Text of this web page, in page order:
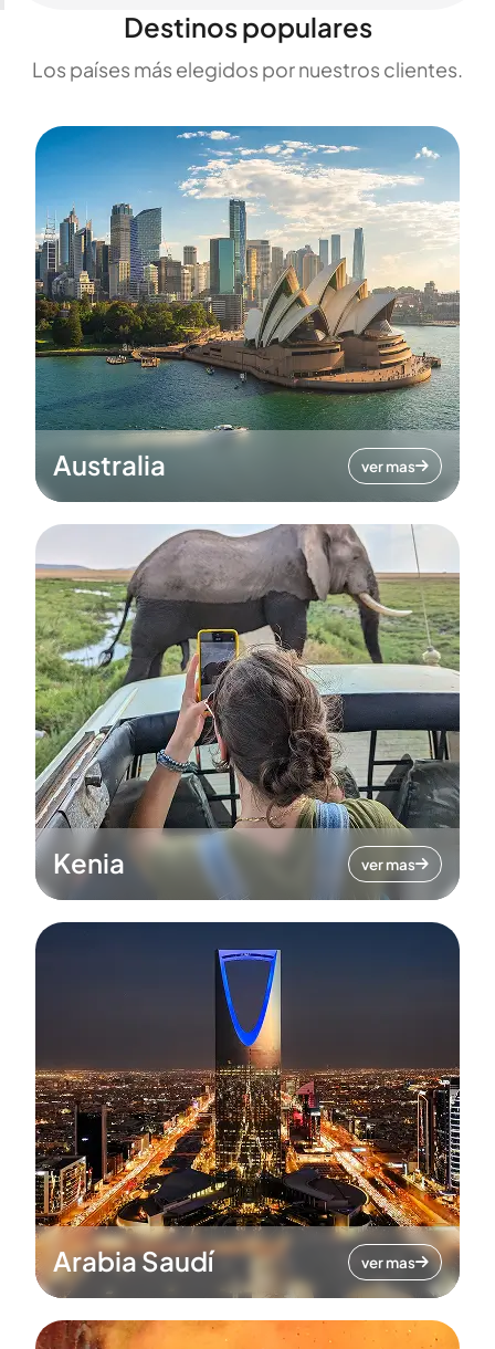
Destinos populares
Los países más elegidos por nuestros clientes.
Australia ver mas
Kenia ver mas
Arabia Saudí ver mas